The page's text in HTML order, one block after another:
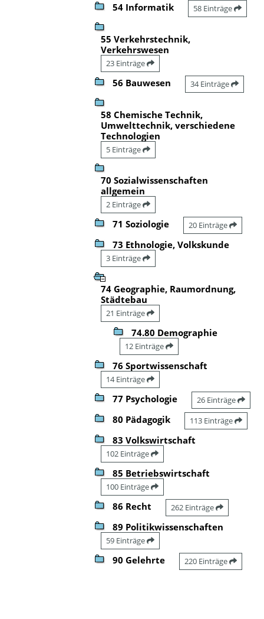
54 Informatik 58 Einträge
55 Verkehrstechnik,
Verkehrswesen
23 Einträge
56 Bauwesen 34 Einträge
58 Chemische Technik,
Umwelttechnik, verschiedene
Technologien
5 Einträge
70 Sozialwissenschaften
allgemein
2 Einträge
71 Soziologie 20 Einträge
73 Ethnologie, Volkskunde
3 Einträge
74 Geographie, Raumordnung,
Städtebau
21 Einträge
74.80 Demographie
12 Einträge
76 Sportwissenschaft
14 Einträge
77 Psychologie 26 Einträge
80 Pädagogik 113 Einträge
83 Volkswirtschaft
102 Einträge
85 Betriebswirtschaft
100 Einträge
86 Recht 262 Einträge
89 Politikwissenschaften
59 Einträge
90 Gelehrte 220 Einträge